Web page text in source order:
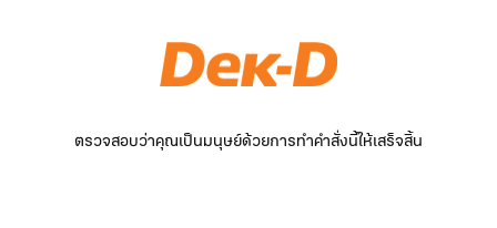
ตรวจสอบว่าคุณเป็นมนุษย์ด้วยการทำคำสั่งนี้ให้เสร็จสิ้น